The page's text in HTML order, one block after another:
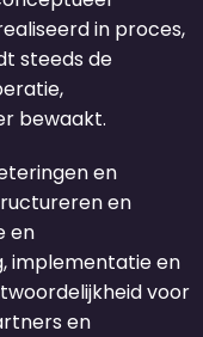
in proces,
steeds de
bewaakt.
en
en
en
implementatie en
voor
en